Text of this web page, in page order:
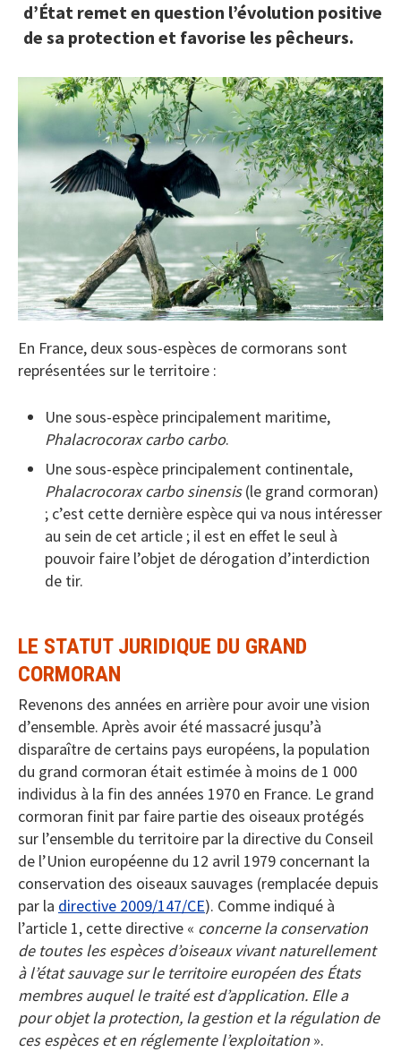
d’État remet en question l’évolution positive
de sa protection et favorise les pêcheurs.
En France, deux sous-espèces de cormorans sont
représentées sur le territoire :
Une sous-espèce principalement maritime,
Phalacrocorax carbo carbo.
Une sous-espèce principalement continentale,
Phalacrocorax carbo sinensis(le grand cormoran)
; c’est cette dernière espèce qui va nous intéresser
au sein de cet article ; il est en effet le seul à
pouvoir faire l’objet de dérogation d’interdiction
de tir.
LE STATUT JURIDIQUE DU GRAND
CORMORAN
Revenons des années en arrière pour avoir une vision
d’ensemble. Après avoir été massacré jusqu’à
disparaître de certains pays européens, la population
du grand cormoran était estimée à moins de 1 000
individus à la fin des années 1970 en France. Le grand
cormoran finit par faire partie des oiseaux protégés
sur l’ensemble du territoire par la directive du Conseil
de l’Union européenne du 12 avril 1979 concernant la
conservation des oiseaux sauvages (remplacée depuis
par la directive 2009/147/CE). Comme indiqué à
l’article 1, cette directive « concerne la conservation
de toutes les espèces d’oiseaux vivant naturellement
à l’état sauvage sur le territoire européen des États
membres auquel le traité est d’application. Elle a
pour objet la protection, la gestion et la régulation de
ces espèces et en réglemente l’exploitation ».